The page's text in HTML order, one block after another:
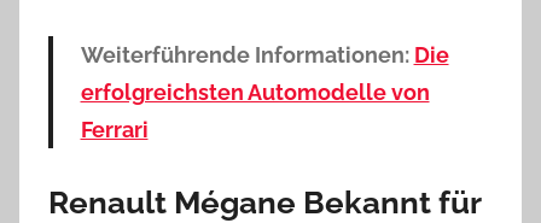
Weiterführende Informationen: Die
erfolgreichsten Automodelle von
Ferrari
Renault Mégane Bekannt für